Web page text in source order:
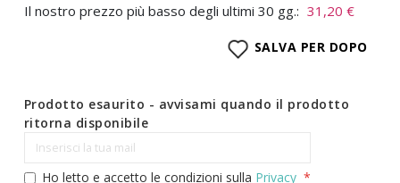
Il nostro prezzo più basso degli ultimi 30 gg.: 31,20 €
SALVA PER DOPO
Prodotto esaurito - avvisami quando il prodotto
ritorna disponibile
Ho letto e accetto le condizioni sulla Privacy